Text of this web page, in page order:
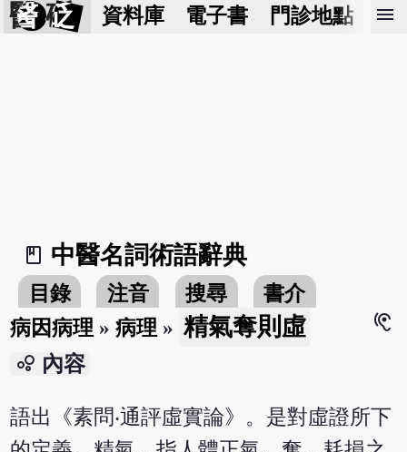
醫 砭 資料庫 電子書 門診地點 預
menu
book_2
中醫名詞術語辭典
目錄 注音 搜尋
書介
病因病理 »病理 » 精氣奪則虛
hearing
bubble_chart 內容
語出《素問‧通評虛實論》。是對虛證所下